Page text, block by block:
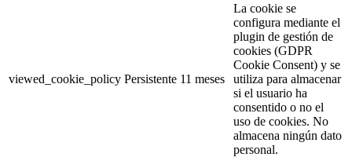
viewed_cookie_policy Persistente 11 meses
La cookie se
configura mediante el
plugin de gestión de
cookies (GDPR
Cookie Consent) y se
utiliza para almacenar
si el usuario ha
consentido o no el
uso de cookies. No
almacena ningún dato
personal.